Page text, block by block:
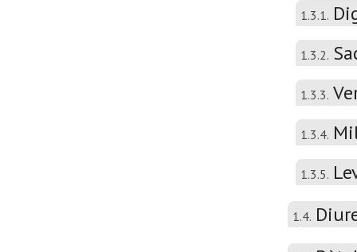
1.3.1.
1.3.2.
1.3.3.
1.3.4.
1.3.5.
1.4.